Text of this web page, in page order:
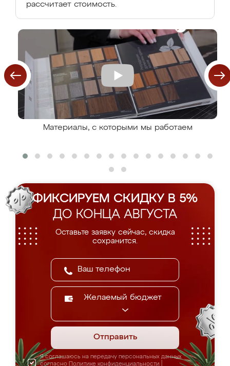
рассчитает стоимость.
Материалы, с которыми мы работаем
ФИКСИРУЕМ СКИДКУ В 5%
ДО КОНЦА АВГУСТА
Оставьте заявку сейчас, скидка
сохранится.
Желаемый бюджет
Отправить
Я соглашаюсь на передачу персональных данных
согласно Политике конфиденциальности